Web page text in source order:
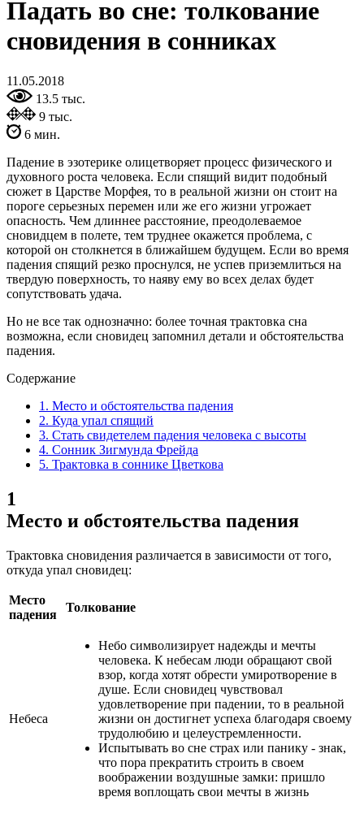
Падать во сне: толкование
сновидения в сонниках
11.05.2018
13.5 тыс.
9 тыс.
6 мин.
Падение в эзотерике олицетворяет процесс физического и
духовного роста человека. Если спящий видит подобный
сюжет в Царстве Морфея, то в реальной жизни он стоит на
пороге серьезных перемен или же его жизни угрожает
опасность. Чем длиннее расстояние, преодолеваемое
сновидцем в полете, тем труднее окажется проблема, с
которой он столкнется в ближайшем будущем. Если во время
падения спящий резко проснулся, не успев приземлиться на
твердую поверхность, то наяву ему во всех делах будет
сопутствовать удача.
Но не все так однозначно: более точная трактовка сна
возможна, если сновидец запомнил детали и обстоятельства
падения.
Содержание
1. Место и обстоятельства падения
2. Куда упал спящий
3. Стать свидетелем падения человека с высоты
4. Сонник Зигмунда Фрейда
5. Трактовка в соннике Цветкова
1
Место и обстоятельства падения
Трактовка сновидения различается в зависимости от того,
откуда упал сновидец:
Место
падения
Толкование
Небеса
Небо символизирует надежды и мечты
человека. К небесам люди обращают свой
взор, когда хотят обрести умиротворение в
душе. Если сновидец чувствовал
удовлетворение при падении, то в реальной
жизни он достигнет успеха благодаря своему
трудолюбию и целеустремленности.
Испытывать во сне страх или панику - знак,
что пора прекратить строить в своем
воображении воздушные замки: пришло
время воплощать свои мечты в жизнь